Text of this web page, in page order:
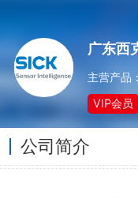
广东西
VIP会员
公司简介